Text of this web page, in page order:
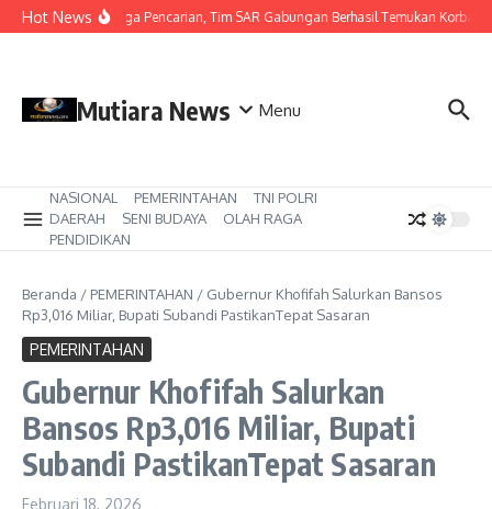
Lewati ke konten
Hot NewsHari Ketiga Pencarian, Tim SAR Gabungan Berhasil Temukan Korban
Mutiara News Menu
NASIONAL PEMERINTAHAN
TNI POLRI
DAERAH
SENI BUDAYA
OLAH RAGA
PENDIDIKAN
Beranda / PEMERINTAHAN / Gubernur Khofifah Salurkan Bansos
Rp3,016 Miliar, Bupati Subandi PastikanTepat Sasaran
PEMERINTAHAN
Gubernur Khofifah Salurkan
Bansos Rp3,016 Miliar, Bupati
Subandi PastikanTepat Sasaran
Februari 18, 2026